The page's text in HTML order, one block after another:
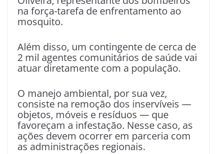
na força-tarefa de enfrentamento ao
mosquito.
Além disso, um contingente de cerca de
2 mil agentes comunitários de saúde vai
atuar diretamente com a população.
O manejo ambiental, por sua vez,
consiste na remoção dos inservíveis —
objetos, móveis e resíduos — que
favoreçam a infestação. Nesse caso, as
ações devem ocorrer em parceria com
as administrações regionais.